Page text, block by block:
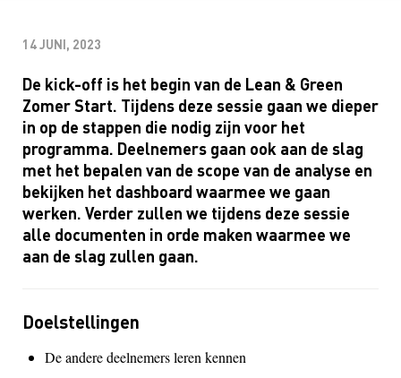
14 JUNI, 2023
De kick-off is het begin van de Lean & Green
Zomer Start. Tijdens deze sessie gaan we dieper
in op de stappen die nodig zijn voor het
programma. Deelnemers gaan ook aan de slag
met het bepalen van de scope van de analyse en
bekijken het dashboard waarmee we gaan
werken. Verder zullen we tijdens deze sessie
alle documenten in orde maken waarmee we
aan de slag zullen gaan.
Doelstellingen
De andere deelnemers leren kennen